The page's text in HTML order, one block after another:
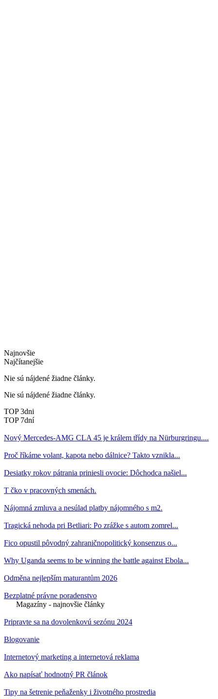
Najnovšie
Najčítanejšie
Nie sú nájdené žiadne články.
Nie sú nájdené žiadne články.
TOP 3dni
TOP 7dní
Nový Mercedes-AMG CLA 45 je králem třídy na Nürburgringu....
Proč říkáme volant, kapota nebo dálnice? Takto vznikla...
Desiatky rokov pátrania priniesli ovocie: Dôchodca našiel...
T čko v pracovných smenách.
Nájomná zmluva a nesúlad platby nájomného s m2.
Tragická nehoda pri Betliari: Po zrážke s autom zomrel...
Fico opustil pôvodný zahraničnopolitický konsenzus o...
Why Uganda seems to be winning the battle against Ebola...
Odměna nejlepším maturantům 2026
Bezplatné právne poradenstvo
Magazíny - najnovšie články
Pripravte sa na dovolenkovú sezónu 2024
Blogovanie
Internetový marketing a internetová reklama
Ako napísať hodnotný PR článok
Tipy na šetrenie peňaženky i životného prostredia